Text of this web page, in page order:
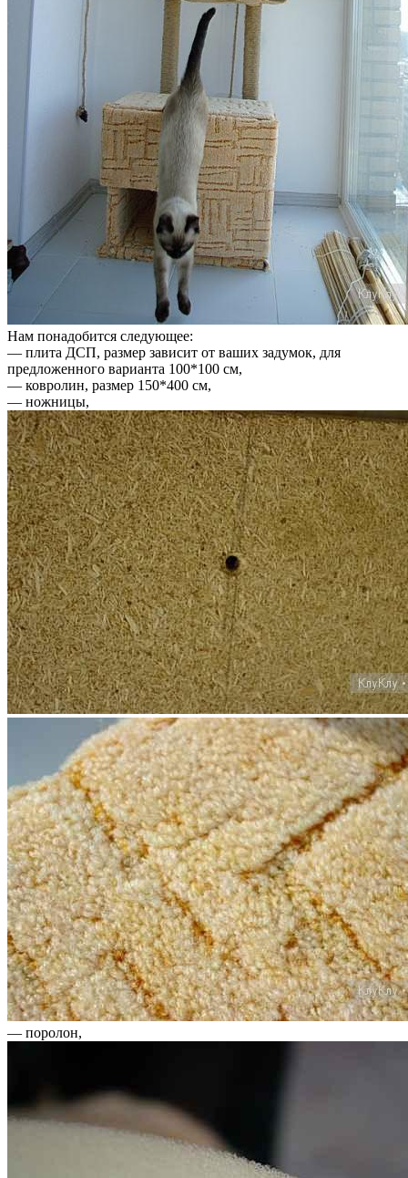
Нам понадобится следующее:
— плита ДСП, размер зависит от ваших задумок, для
предложенного варианта 100*100 см,
— ковролин, размер 150*400 см,
— ножницы,
— поролон,